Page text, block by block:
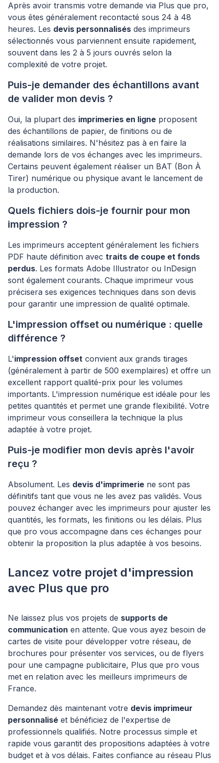
Après avoir transmis votre demande via Plus que pro,
vous êtes généralement recontacté sous 24 à 48
heures. Les devis personnalisés des imprimeurs
sélectionnés vous parviennent ensuite rapidement,
souvent dans les 2 à 5 jours ouvrés selon la
complexité de votre projet.
Puis-je demander des échantillons avant
de valider mon devis ?
Oui, la plupart des imprimeries en ligne proposent
des échantillons de papier, de finitions ou de
réalisations similaires. N'hésitez pas à en faire la
demande lors de vos échanges avec les imprimeurs.
Certains peuvent également réaliser un BAT (Bon À
Tirer) numérique ou physique avant le lancement de
la production.
Quels fichiers dois-je fournir pour mon
impression ?
Les imprimeurs acceptent généralement les fichiers
PDF haute définition avec traits de coupe et fonds
perdus. Les formats Adobe Illustrator ou InDesign
sont également courants. Chaque imprimeur vous
précisera ses exigences techniques dans son devis
pour garantir une impression de qualité optimale.
L'impression offset ou numérique : quelle
différence ?
L'impression offset convient aux grands tirages
(généralement à partir de 500 exemplaires) et offre un
excellent rapport qualité-prix pour les volumes
importants. L'impression numérique est idéale pour les
petites quantités et permet une grande flexibilité. Votre
imprimeur vous conseillera la technique la plus
adaptée à votre projet.
Puis-je modifier mon devis après l'avoir
reçu ?
Absolument. Les devis d'imprimerie ne sont pas
définitifs tant que vous ne les avez pas validés. Vous
pouvez échanger avec les imprimeurs pour ajuster les
quantités, les formats, les finitions ou les délais. Plus
que pro vous accompagne dans ces échanges pour
obtenir la proposition la plus adaptée à vos besoins.
Lancez votre projet d'impression
avec Plus que pro
Ne laissez plus vos projets de supports de
communication en attente. Que vous ayez besoin de
cartes de visite pour développer votre réseau, de
brochures pour présenter vos services, ou de flyers
pour une campagne publicitaire, Plus que pro vous
met en relation avec les meilleurs imprimeurs de
France.
Demandez dès maintenant votre devis imprimeur
personnalisé et bénéficiez de l'expertise de
professionnels qualifiés. Notre processus simple et
rapide vous garantit des propositions adaptées à votre
budget et à vos délais. Faites confiance au réseau Plus